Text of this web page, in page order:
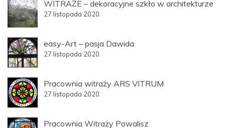
WITRAŻE – dekoracyjne szkło w architekturze
27 listopada 2020
easy-Art – pasja Dawida
27 listopada 2020
Pracownia witraży ARS VITRUM
27 listopada 2020
Pracownia Witraży Powalisz